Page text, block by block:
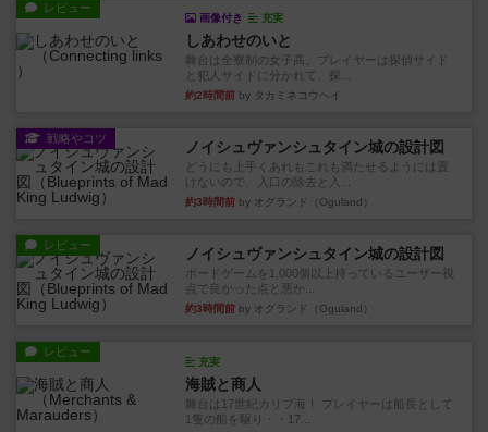
レビュー
画像付き 充実
しあわせのいと
舞台は全寮制の女子高。プレイヤーは探偵サイド
と犯人サイドに分かれて、探...
約2時間前 by タカミネコウヘイ
戦略やコツ ノイシュヴァンシュタイン城の設計図
どうにも上手くあれもこれも満たせるようには置
けないので、入口の除去と入...
約3時間前 by オグランド（Oguland）
レビュー ノイシュヴァンシュタイン城の設計図
ボードゲームを1,000個以上持っているユーザー視
点で良かった点と悪か...
約3時間前 by オグランド（Oguland）
レビュー
充実
海賊と商人
舞台は17世紀カリブ海！ プレイヤーは船長として
1隻の船を駆り・・17...